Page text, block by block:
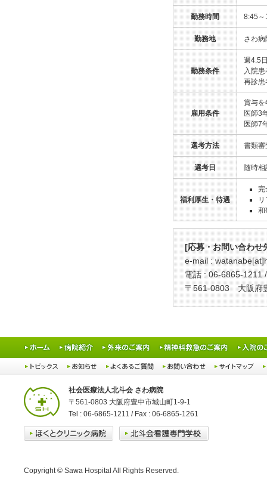
勤務時間 8:45～
勤務地 さわ
勤務条件
週4.5
入院
再診
雇用条件
賞与を
医師3
医師7
選考方法 書類審
選考日 随時相
福利厚生・待遇
完
和
[応募・お問い合わせ
e-mail :
電話 : 06-6865-1211
〒561-0803 大阪府
社会医療法人北斗会 さわ病院
〒561-0803 大阪府豊中市城山町1-9-1
Tel : 06-6865-1211 / Fax : 06-6865-1261
Copyright © Sawa Hospital All Rights Reserved.